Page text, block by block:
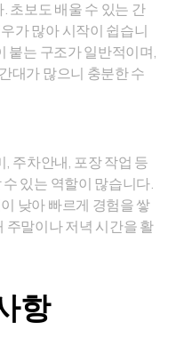
초보도 배울 수 있는 간
가 많아 시작이 쉽습니
붙는 구조가 일반적이며,
대가 많으니 충분한 수
주차안내, 포장 작업 등
있는 역할이 많습니다.
낮아 빠르게 경험을 쌓
주말이나 저녁 시간을 활
항